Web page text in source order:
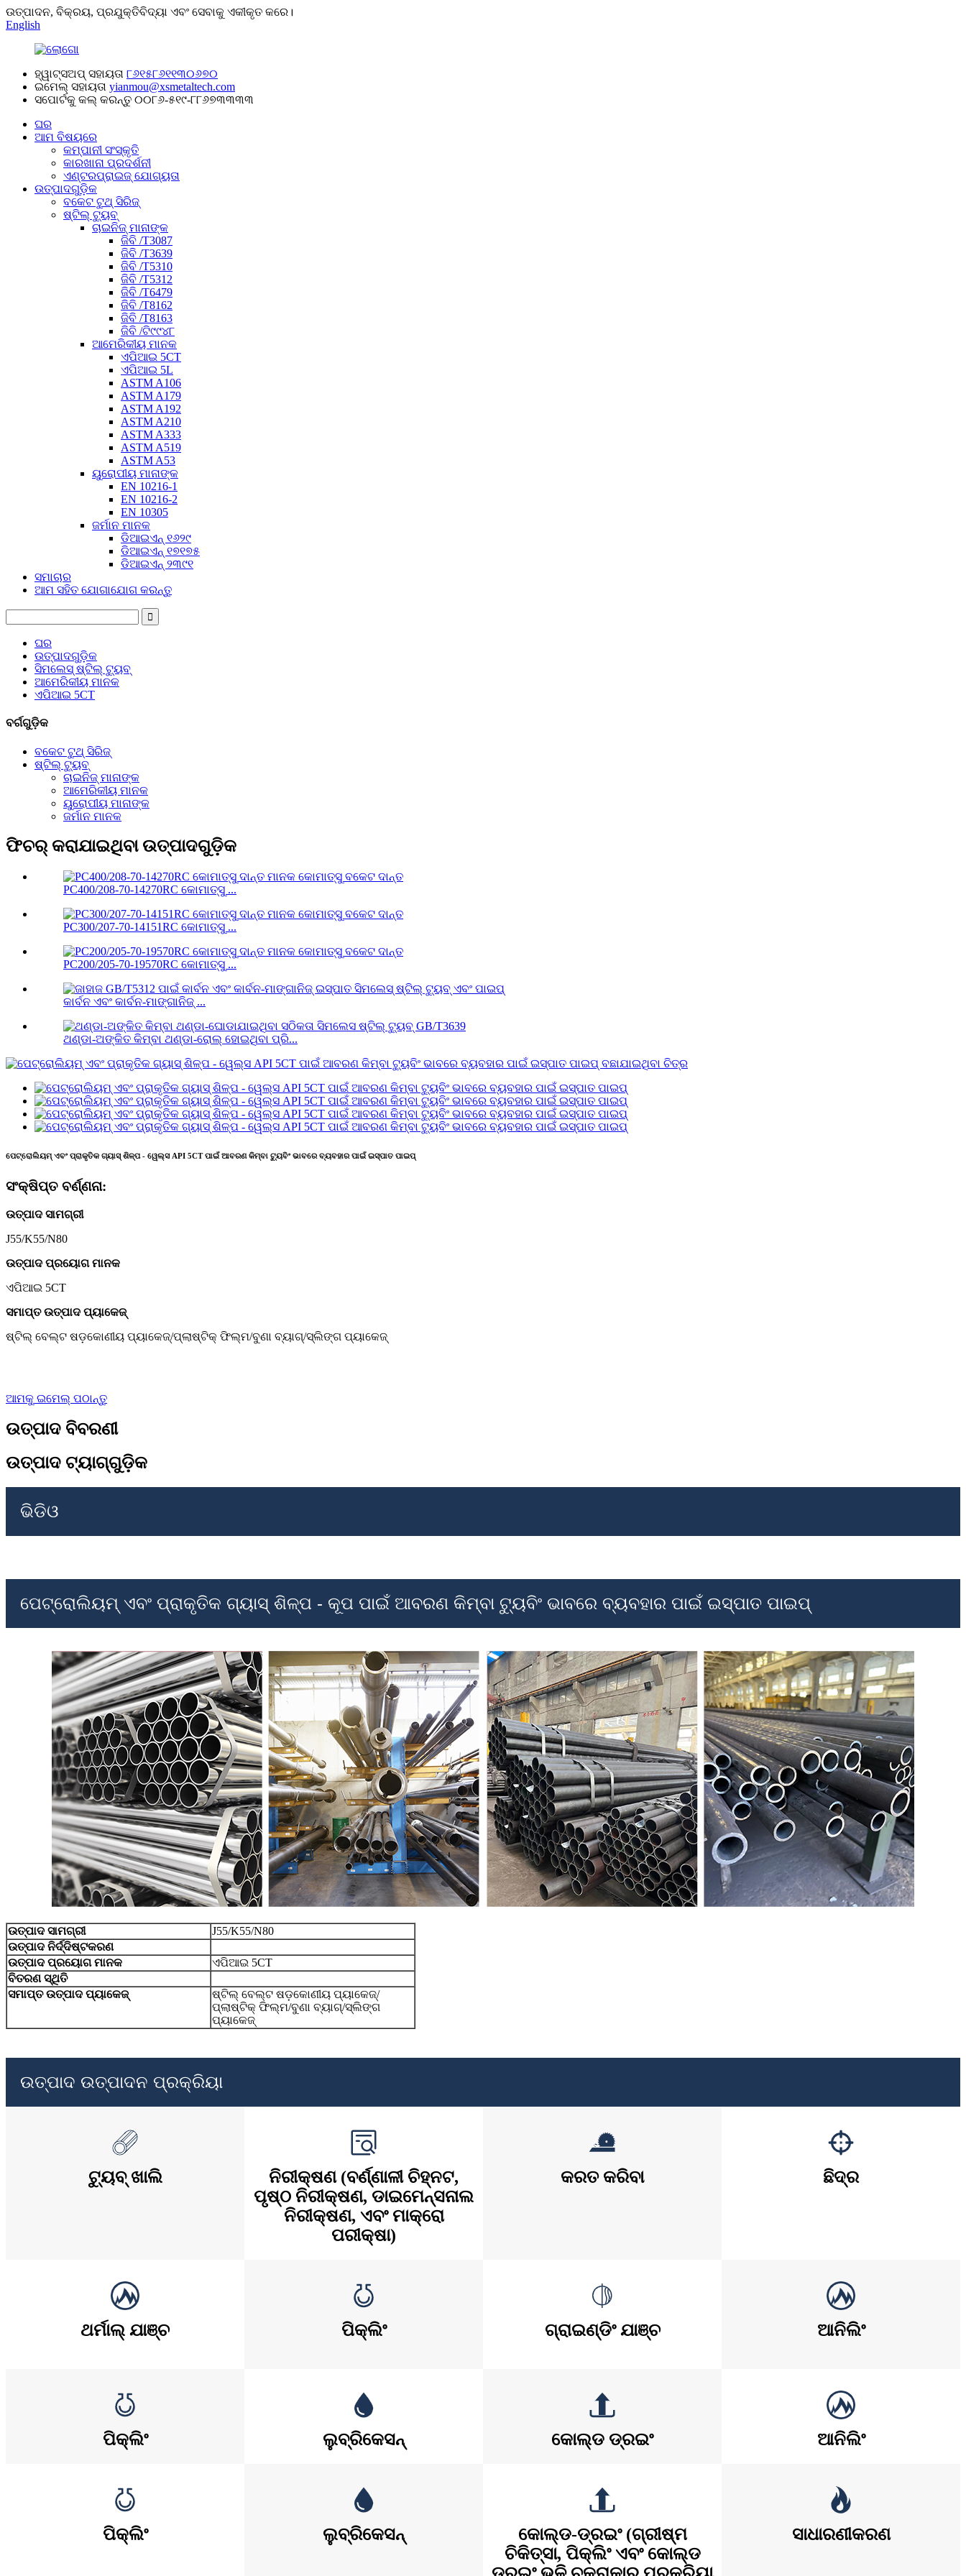
ଉତ୍ପାଦନ, ବିକ୍ରୟ, ପ୍ରଯୁକ୍ତିବିଦ୍ୟା ଏବଂ ସେବାକୁ ଏକୀକୃତ କରେ।
English
ହ୍ୱାଟ୍ସଅପ୍ ସହାୟତା ୮୬୧୫୮୬୧୧୩୦୬୭୦
ଇମେଲ୍ ସହାୟତା yianmou@xsmetaltech.com
ସପୋର୍ଟକୁ କଲ୍ କରନ୍ତୁ ୦୦୮୬-୫୧୯-୮୮୬୭୩୩୩୩
ଘର
ଆମ ବିଷୟରେ
କମ୍ପାନୀ ସଂସ୍କୃତି
କାରଖାନା ପ୍ରଦର୍ଶନୀ
ଏଣ୍ଟରପ୍ରାଇଜ୍ ଯୋଗ୍ୟତା
ଉତ୍ପାଦଗୁଡ଼ିକ
ବକେଟ ଟୁଥ୍ ସିରିଜ୍
ଷ୍ଟିଲ୍ ଟ୍ୟୁବ୍
ଚାଇନିଜ୍ ମାନାଙ୍କ
ଜିବି /T3087
ଜିବି /T3639
ଜିବି /T5310
ଜିବି /T5312
ଜିବି /T6479
ଜିବି /T8162
ଜିବି /T8163
ଜିବି /ଟି୯୯୪୮
ଆମେରିକୀୟ ମାନକ
ଏପିଆଇ 5CT
ଏପିଆଇ 5L
ASTM A106
ASTM A179
ASTM A192
ASTM A210
ASTM A333
ASTM A519
ASTM A53
ୟୁରୋପୀୟ ମାନାଙ୍କ
EN 10216-1
EN 10216-2
EN 10305
ଜର୍ମାନ ମାନକ
ଡିଆଇଏନ୍ ୧୬୨୯
ଡିଆଇଏନ୍ ୧୭୧୭୫
ଡିଆଇଏନ୍ ୨୩୯୧
ସମାଚାର
ଆମ ସହିତ ଯୋଗାଯୋଗ କରନ୍ତୁ
ଘର
ଉତ୍ପାଦଗୁଡ଼ିକ
ସିମଲେସ୍ ଷ୍ଟିଲ୍ ଟ୍ୟୁବ୍
ଆମେରିକୀୟ ମାନକ
ଏପିଆଇ 5CT
ବର୍ଗଗୁଡ଼ିକ
ବକେଟ ଟୁଥ୍ ସିରିଜ୍
ଷ୍ଟିଲ୍ ଟ୍ୟୁବ୍
ଚାଇନିଜ୍ ମାନାଙ୍କ
ଆମେରିକୀୟ ମାନକ
ୟୁରୋପୀୟ ମାନାଙ୍କ
ଜର୍ମାନ ମାନକ
ଫିଚର୍ କରାଯାଇଥିବା ଉତ୍ପାଦଗୁଡ଼ିକ
PC400/208-70-14270RC କୋମାତ୍ସୁ ...
PC300/207-70-14151RC କୋମାତ୍ସୁ ...
PC200/205-70-19570RC କୋମାତ୍ସୁ ...
କାର୍ବନ ଏବଂ କାର୍ବନ-ମାଙ୍ଗାନିଜ୍ ...
ଥଣ୍ଡା-ଅଙ୍କିତ କିମ୍ବା ଥଣ୍ଡା-ରୋଲ୍ ହୋଇଥିବା ପ୍ରି...
ପେଟ୍ରୋଲିୟମ୍ ଏବଂ ପ୍ରାକୃତିକ ଗ୍ୟାସ୍ ଶିଳ୍ପ - ୱେଲ୍ସ API 5CT ପାଇଁ ଆବରଣ କିମ୍ବା ଟ୍ୟୁବିଂ ଭାବରେ ବ୍ୟବହାର ପାଇଁ ଇସ୍ପାତ ପାଇପ୍
ସଂକ୍ଷିପ୍ତ ବର୍ଣ୍ଣନା:
ଉତ୍ପାଦ ସାମଗ୍ରୀ
J55/K55/N80
ଉତ୍ପାଦ ପ୍ରୟୋଗ ମାନକ
ଏପିଆଇ 5CT
ସମାପ୍ତ ଉତ୍ପାଦ ପ୍ୟାକେଜ୍
ଷ୍ଟିଲ୍ ବେଲ୍ଟ ଷଡ଼କୋଣୀୟ ପ୍ୟାକେଜ୍/ପ୍ଲାଷ୍ଟିକ୍ ଫିଲ୍ମ/ବୁଣା ବ୍ୟାଗ୍/ସ୍ଲିଙ୍ଗ ପ୍ୟାକେଜ୍
ଆମକୁ ଇମେଲ୍ ପଠାନ୍ତୁ
ଉତ୍ପାଦ ବିବରଣୀ
ଉତ୍ପାଦ ଟ୍ୟାଗ୍‌ଗୁଡ଼ିକ
ଭିଡିଓ
ପେଟ୍ରୋଲିୟମ୍ ଏବଂ ପ୍ରାକୃତିକ ଗ୍ୟାସ୍ ଶିଳ୍ପ - କୂପ ପାଇଁ ଆବରଣ କିମ୍ବା ଟ୍ୟୁବିଂ ଭାବରେ ବ୍ୟବହାର ପାଇଁ ଇସ୍ପାତ ପାଇପ୍
ଉତ୍ପାଦ ସାମଗ୍ରୀ
J55/K55/N80
ଉତ୍ପାଦ ନିର୍ଦ୍ଦିଷ୍ଟକରଣ
ଉତ୍ପାଦ ପ୍ରୟୋଗ ମାନକ
ଏପିଆଇ 5CT
ବିତରଣ ସ୍ଥିତି
ସମାପ୍ତ ଉତ୍ପାଦ ପ୍ୟାକେଜ୍
ଷ୍ଟିଲ୍ ବେଲ୍ଟ ଷଡ଼କୋଣୀୟ ପ୍ୟାକେଜ୍/
ପ୍ଲାଷ୍ଟିକ୍ ଫିଲ୍ମ/ବୁଣା ବ୍ୟାଗ୍/ସ୍ଲିଙ୍ଗ
ପ୍ୟାକେଜ୍
ଉତ୍ପାଦ ଉତ୍ପାଦନ ପ୍ରକ୍ରିୟା
ଟ୍ୟୁବ୍ ଖାଲି
ନିରୀକ୍ଷଣ (ବର୍ଣ୍ଣାଳୀ ଚିହ୍ନଟ,
ପୃଷ୍ଠ ନିରୀକ୍ଷଣ, ଡାଇମେନ୍ସନାଲ
ନିରୀକ୍ଷଣ, ଏବଂ ମାକ୍ରୋ
ପରୀକ୍ଷା)
କରତ କରିବା ଛିଦ୍ର
ଥର୍ମାଲ୍ ଯାଞ୍ଚ ପିକ୍ଲିଂ ଗ୍ରାଇଣ୍ଡିଂ ଯାଞ୍ଚ ଆନିଲିଂ
ପିକ୍ଲିଂ ଲୁବ୍ରିକେସନ୍ କୋଲ୍ଡ ଡ୍ରଇଂ ଆନିଲିଂ
ପିକ୍ଲିଂ ଲୁବ୍ରିକେସନ୍
କୋଲ୍ଡ-ଡ୍ରଇଂ (ଗ୍ରୀଷ୍ମ
ଚିକିତ୍ସା, ପିକ୍ଲିଂ ଏବଂ କୋଲ୍ଡ
ସାଧାରଣୀକରଣ